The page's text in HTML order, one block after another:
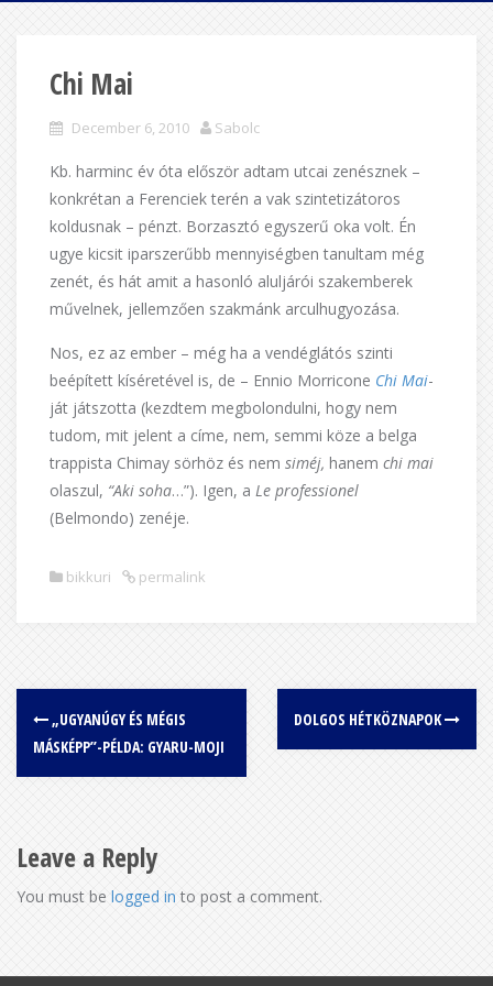
Chi Mai
December 6, 2010 Sabolc
Kb. harminc év óta először adtam utcai zenésznek –
konkrétan a Ferenciek terén a vak szintetizátoros
koldusnak – pénzt. Borzasztó egyszerű oka volt. Én
ugye kicsit iparszerűbb mennyiségben tanultam még
zenét, és hát amit a hasonló aluljárói szakemberek
művelnek, jellemzően szakmánk arculhugyozása.
Nos, ez az ember – még ha a vendéglátós szinti
beépített kíséretével is, de – Ennio Morricone Chi Mai-
ját játszotta (kezdtem megbolondulni, hogy nem
tudom, mit jelent a címe, nem, semmi köze a belga
trappista Chimay sörhöz és nem siméj, hanem chi mai
olaszul, “Aki soha…”). Igen, a Le professionel
(Belmondo) zenéje.
bikkuri permalink
„UGYANÚGY ÉS MÉGIS
MÁSKÉPP”-PÉLDA: GYARU-MOJI
DOLGOS HÉTKÖZNAPOK
Leave a Reply
You must be logged in to post a comment.